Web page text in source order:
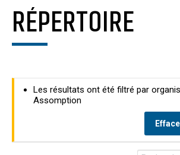
RÉPERTOIRE
Les résultats ont été filtré par
Assomption